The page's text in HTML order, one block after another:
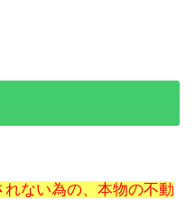
ない為の、本物の不動